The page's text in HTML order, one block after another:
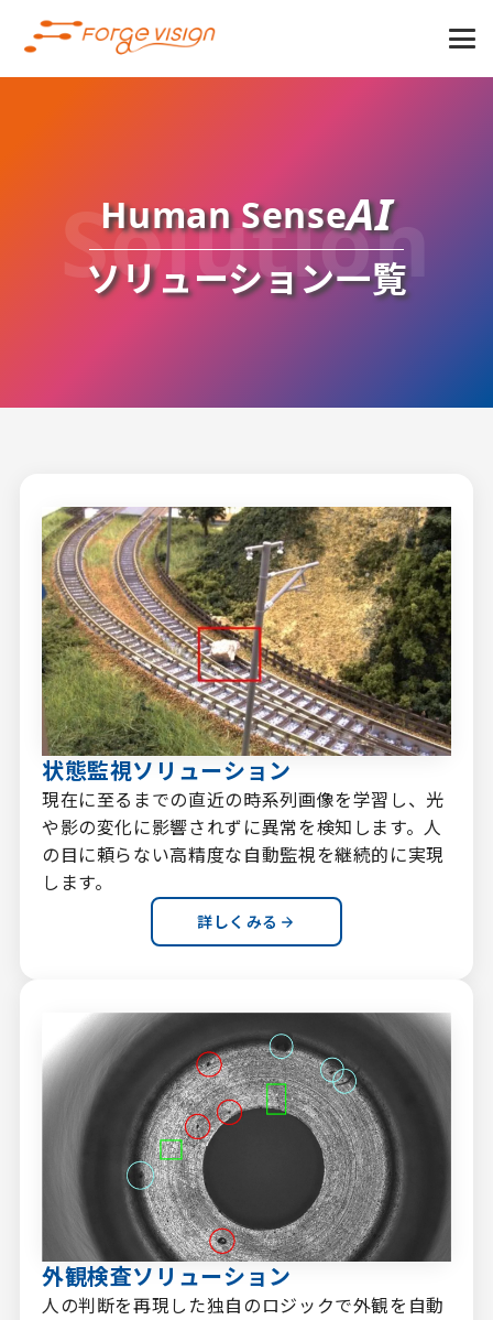
Solution
Human SenseAI
ソリューション一覧
状態監視ソリューション
現在に至るまでの直近の時系列画像を学習し、光
や影の変化に影響されずに異常を検知します。人
の目に頼らない高精度な自動監視を継続的に実現
します。
詳しくみる
外観検査ソリューション
人の判断を再現した独自のロジックで外観を自動